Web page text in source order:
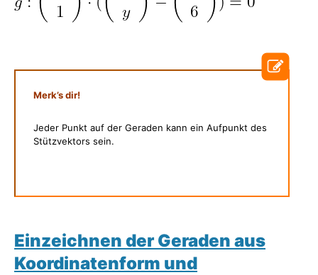
Merk’s dir!
Jeder Punkt auf der Geraden kann ein Aufpunkt des
Stützvektors sein.
Einzeichnen der Geraden aus
Koordinatenform und